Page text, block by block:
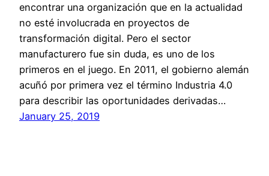
encontrar una organización que en la actualidad
no esté involucrada en proyectos de
transformación digital. Pero el sector
manufacturero fue sin duda, es uno de los
primeros en el juego. En 2011, el gobierno alemán
acuñó por primera vez el término Industria 4.0
para describir las oportunidades derivadas…
January 25, 2019